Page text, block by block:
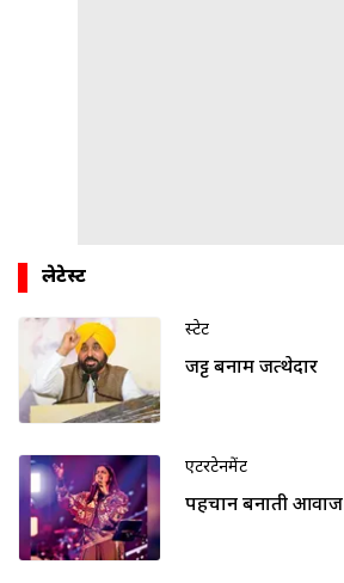
लेटेस्ट
स्टेट
जट्ट बनाम जत्थेदार
एंटरटेनमेंट
पहचान बनाती आवाज